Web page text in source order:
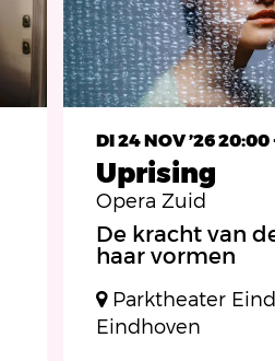
Uprising
Opera Zuid
DI 24 NOV ’2620:00
De kracht van
haar vormen
Parktheater
Eindhoven